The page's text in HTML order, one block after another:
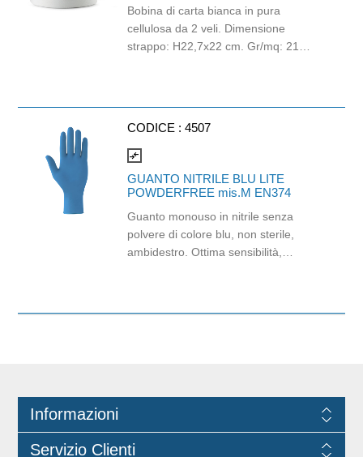
Bobina di carta bianca in pura
cellulosa da 2 veli. Dimensione
strappo: H22,7x22 cm. Gr/mq: 21
CODICE : 4507
compare_arrows
GUANTO NITRILE BLU LITE
POWDERFREE mis.M EN374
Guanto monouso in nitrile senza
polvere di colore blu, non sterile,
ambidestro. Ottima sensibilità,
regolamento della Commissione
Informazioni
Servizio Clienti